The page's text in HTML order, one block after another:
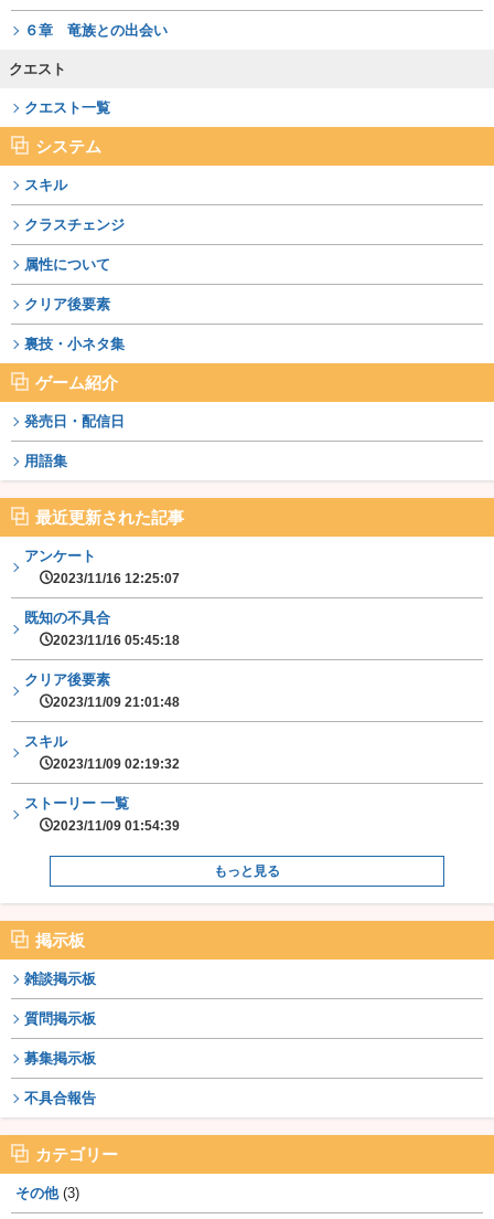
６章 竜族との出会い
クエスト
クエスト一覧
システム
スキル
クラスチェンジ
属性について
クリア後要素
裏技・小ネタ集
ゲーム紹介
発売日・配信日
用語集
最近更新された記事
アンケート
2023/11/16 12:25:07
既知の不具合
2023/11/16 05:45:18
クリア後要素
2023/11/09 21:01:48
スキル
2023/11/09 02:19:32
ストーリー 一覧
2023/11/09 01:54:39
もっと見る
掲示板
雑談掲示板
質問掲示板
募集掲示板
不具合報告
カテゴリー
その他(3)